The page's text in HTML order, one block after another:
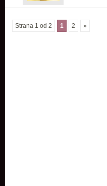
potreban
Strana 1 od 2 1 2 »